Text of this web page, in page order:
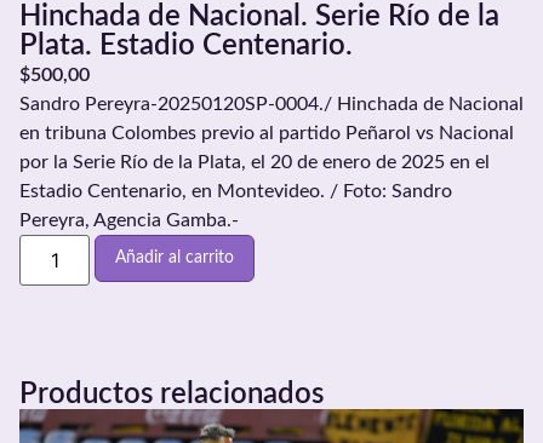
Hinchada de Nacional. Serie Río de la
Plata. Estadio Centenario.
$500,00
Sandro Pereyra-20250120SP-0004./ Hinchada de Nacional
en tribuna Colombes previo al partido Peñarol vs Nacional
por la Serie Río de la Plata, el 20 de enero de 2025 en el
Estadio Centenario, en Montevideo. / Foto: Sandro
Pereyra, Agencia Gamba.-
Añadir al carrito
Productos relacionados